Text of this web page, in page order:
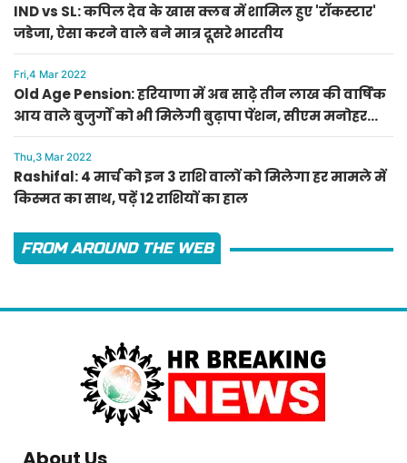
IND vs SL: कपिल देव के खास क्लब में शामिल हुए 'रॉकस्टार'
जडेजा, ऐसा करने वाले बने मात्र दूसरे भारतीय
Fri,4 Mar 2022
Old Age Pension: हरियाणा में अब साढ़े तीन लाख की वार्षिक
आय वाले बुजुर्गों को भी मिलेगी बुढ़ापा पेंशन, सीएम मनोहर
लाल का ऐलान
Thu,3 Mar 2022
Rashifal: 4 मार्च को इन 3 राशि वालों को मिलेगा हर मामले में
किस्मत का साथ, पढ़ें 12 राशियों का हाल
FROM AROUND THE WEB